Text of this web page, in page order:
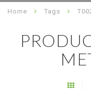
Home Tags